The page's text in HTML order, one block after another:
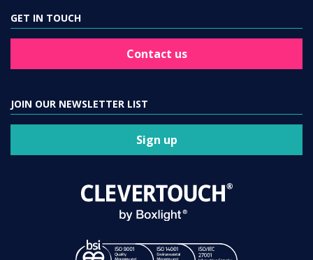
GET IN TOUCH
Contact us
JOIN OUR NEWSLETTER LIST
Sign up